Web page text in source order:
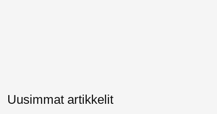
Uusimmat artikkelit